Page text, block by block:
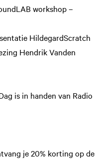
workshop –
HildegardScratch
Hendrik Vanden
is in handen van Radio
je 20% korting op de